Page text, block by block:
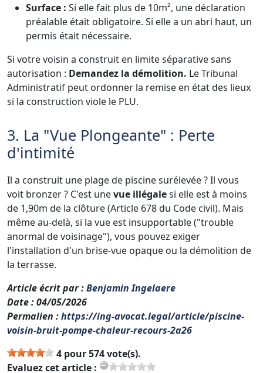
Surface : Si elle fait plus de 10m², une déclaration
préalable était obligatoire. Si elle a un abri haut, un
permis était nécessaire.
Si votre voisin a construit en limite séparative sans
autorisation : Demandez la démolition. Le Tribunal
Administratif peut ordonner la remise en état des lieux
si la construction viole le PLU.
3. La "Vue Plongeante" : Perte
d'intimité
Il a construit une plage de piscine surélevée ? Il vous
voit bronzer ? C'est unevue illégalesi elle est à moins
de 1,90m de la clôture (Article 678 du Code civil). Mais
même au-delà, si la vue est insupportable ("trouble
anormal de voisinage"), vous pouvez exiger
l'installation d'un brise-vue opaque ou la démolition de
la terrasse.
Article écrit par:Benjamin Ingelaere
Date: 04/05/2026
Permalien :https://ing-avocat.legal/article/piscine-
voisin-bruit-pompe-chaleur-recours-2a26
4 pour 574 vote(s).
Evaluez cet article :